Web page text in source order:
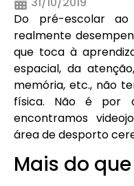
Do pré-escolar
realmente
que toca à
espacial, da
memória, etc., não
física. Não é por
encontramos
área de desporto
Mais do